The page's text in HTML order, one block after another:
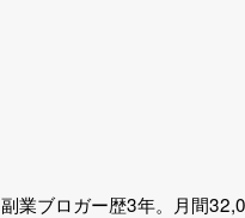
副業ブロガー歴3年。月間